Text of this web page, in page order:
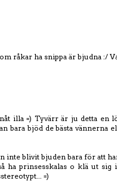
råkar ha snippa är bjudna :/
illa =) Tyvärr är ju detta en
bara bjöd de bästa
inte blivit bjuden bara för att
ha prinsesskalas o klä ut
=)